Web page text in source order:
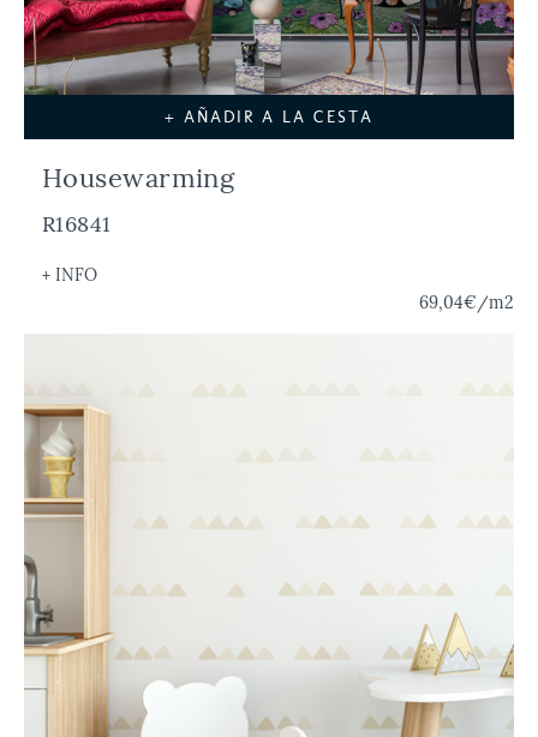
+ AÑADIR A LA CESTA
Housewarming
R16841
+ INFO
69,04€ /m2